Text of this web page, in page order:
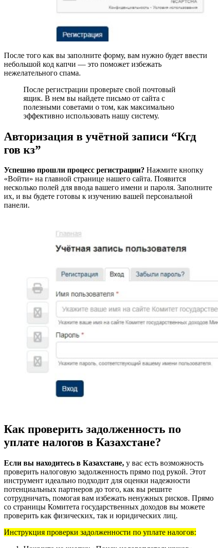
После того как вы заполните форму, вам нужно будет ввести
небольшой код капчи — это поможет избежать
нежелательного спама.
После регистрации проверьте свой почтовый
ящик. В нем вы найдете письмо от сайта с
полезными советами о том, как максимально
эффективно использовать нашу систему.
Авторизация в учётной записи “Кгд
гов кз”
Успешно прошли процесс регистрации? Нажмите кнопку
«Войти» на главной странице нашего сайта. Появится
несколько полей для ввода вашего имени и пароля. Заполните
их, и вы будете готовы к изучению вашей персональной
панели.
Как проверить задолженность по
уплате налогов в Казахстане?
Если вы находитесь в Казахстане, у вас есть возможность
проверить налоговую задолженность прямо под рукой. Этот
инструмент идеально подходит для оценки надежности
потенциальных партнеров до того, как вы решите
сотрудничать, помогая вам избежать ненужных рисков. Прямо
со страницы Комитета государственных доходов вы можете
проверить как физических, так и юридических лиц.
Инструкция проверки задолженности по уплате налогов: